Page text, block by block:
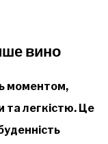
вино
моментом,
легкістю. Це